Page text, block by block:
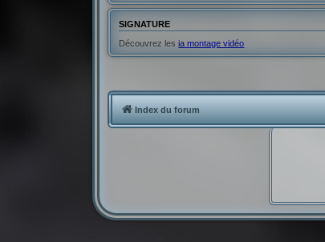
SIGNATURE
Découvrez lesia montage vidéo
Index du forum